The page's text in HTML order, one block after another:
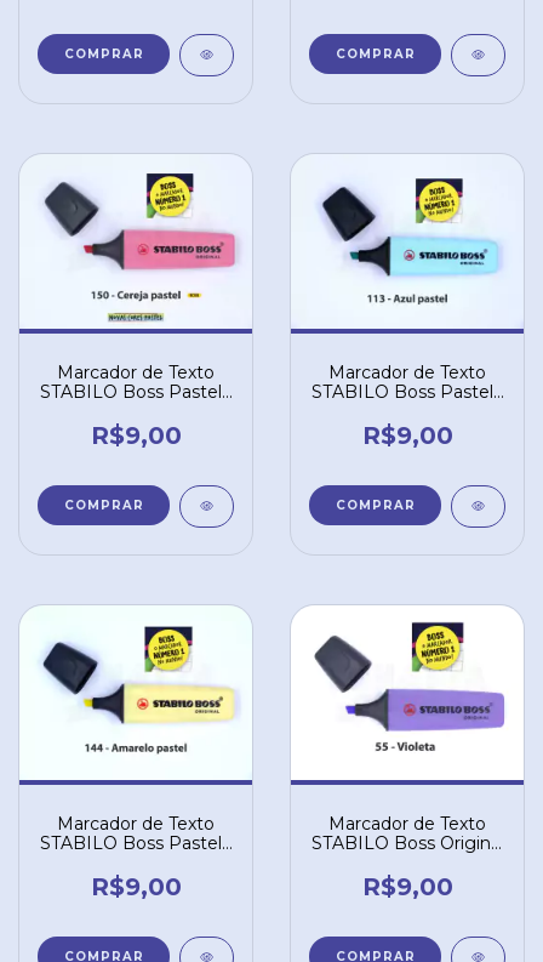
Marcador de Texto
STABILO Boss Pastel -
R$9,00
Marcador de Texto
STABILO Boss Pastel -
R$9,00
Marcador de Texto
STABILO Boss Pastel -
R$9,00
Marcador de Texto
STABILO Boss Original
R$9,00